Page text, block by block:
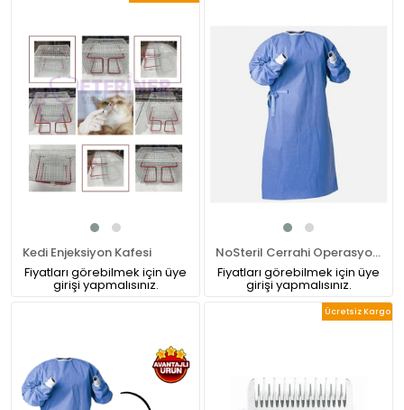
Kedi Enjeksiyon Kafesi
Fiyatları görebilmek için üye
girişi yapmalısınız.
NoSteril Cerrahi Operasyon Önlüğü
Fiyatları görebilmek için üye
girişi yapmalısınız.
Ücretsiz Kargo